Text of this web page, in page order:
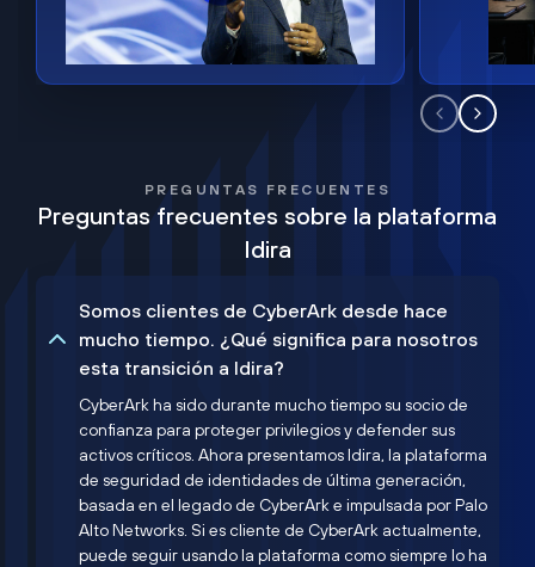
PREGUNTAS FRECUENTES
Preguntas frecuentes sobre la plataforma
Idira
Somos clientes de CyberArk desde hace
mucho tiempo. ¿Qué significa para nosotros
esta transición a Idira?
CyberArk ha sido durante mucho tiempo su socio de
confianza para proteger privilegios y defender sus
activos críticos. Ahora presentamos Idira, la plataforma
de seguridad de identidades de última generación,
basada en el legado de CyberArk e impulsada por Palo
Alto Networks. Si es cliente de CyberArk actualmente,
puede seguir usando la plataforma como siempre lo ha